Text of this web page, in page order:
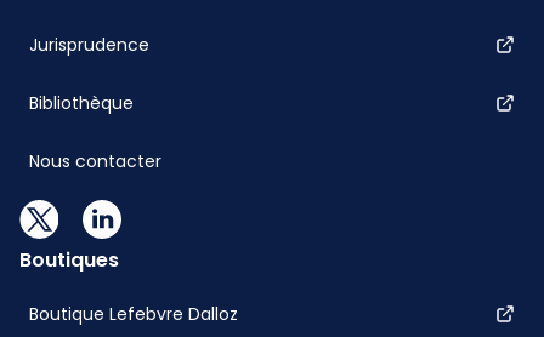
Jurisprudence
Bibliothèque
Nous contacter
Boutiques
Boutique Lefebvre Dalloz